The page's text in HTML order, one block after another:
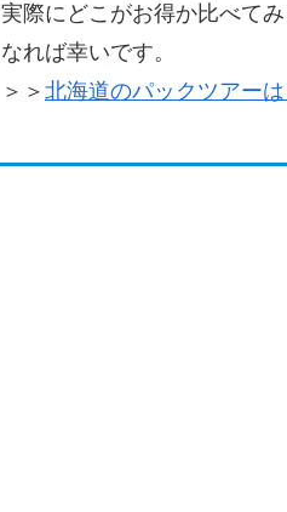
実際にどこがお得か比べて
なれば幸いです。
＞＞ 北海道のパックツアー